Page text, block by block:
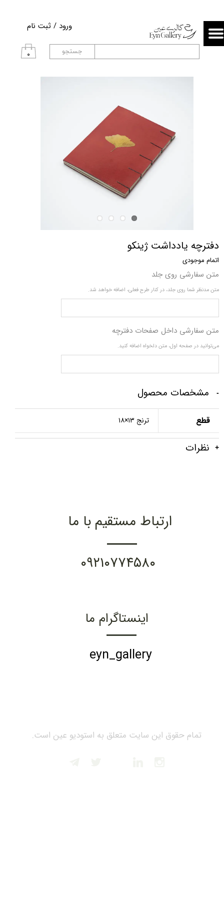
۰
ورود / ثبت نام
حساب کاربری من
تغییر گذر واژه
جستجو
دفترچه یادداشت ژینکو
اتمام موجودی
متن سفارشی روی جلد
متن مدنظر شما روی جلد، در کنار طرح فعلی، اضافه خواهد شد.
متن سفارشی داخل صفحات دفترچه
می‌توانید در صفحه اول، متن دلخواه اضافه کنید.
مشخصات محصول
قطع ترنج ۱۳×۱۸
نظرات
تمام حقوق این سایت متعلق به استودیو عین است.
ارتباط مستقیم با ما
۰۹۲۱۰۷۷۴۵۸۰
اینستاگرام ما
eyn_gallery